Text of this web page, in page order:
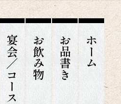
ホーム
お品書き
お飲み物
宴会／コース